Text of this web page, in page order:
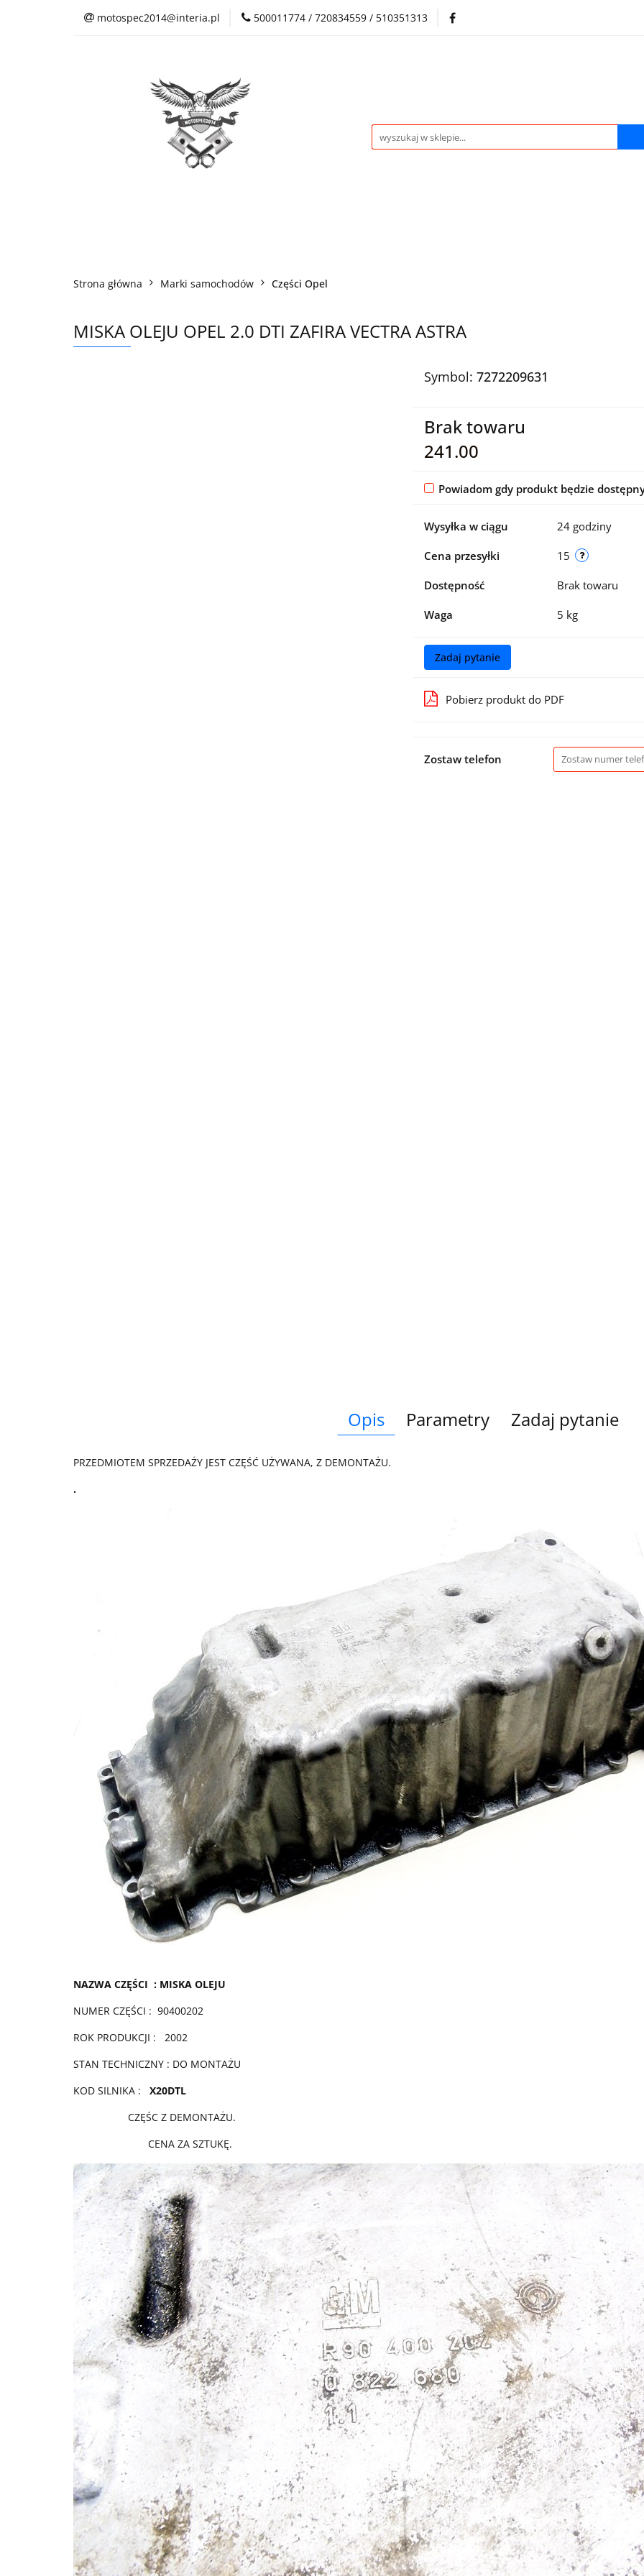
motospec2014@interia.pl 500011774 / 720834559 / 510351313
Sklep Auto Części Regulamin sklepu
Kontakt
Strona główna Marki samochodów Części Opel
MISKA OLEJU OPEL 2.0 DTI ZAFIRA VECTRA ASTRA
Symbol: 7272209631
Brak towaru
241.00
Powiadom gdy produkt będzie
Wysyłka w ciągu 24 godziny
Cena przesyłki 15
Dostępność Brak towaru
Waga 5 kg
Zadaj pytanie
Pobierz produkt do PDF
Zostaw telefon
Opis Parametry Zadaj pytanie
PRZEDMIOTEM SPRZEDAŻY JEST CZĘŚĆ UŻYWANA, Z DEMONTAŻU.
.
NAZWA CZĘŚCI : MISKA OLEJU
NUMER CZĘŚCI : 90400202
ROK PRODUKCJI : 2002
STAN TECHNICZNY : DO MONTAŻU
KOD SILNIKA : X20DTL
CZĘŚC Z DEMONTAŻU.
CENA ZA SZTUKĘ.